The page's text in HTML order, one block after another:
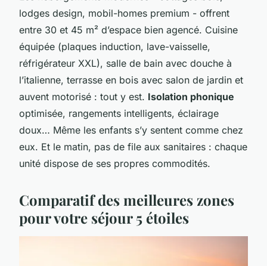
lodges design, mobil-homes premium - offrent
entre 30 et 45 m² d’espace bien agencé. Cuisine
équipée (plaques induction, lave-vaisselle,
réfrigérateur XXL), salle de bain avec douche à
l’italienne, terrasse en bois avec salon de jardin et
auvent motorisé : tout y est. Isolation phonique
optimisée, rangements intelligents, éclairage
doux… Même les enfants s’y sentent comme chez
eux. Et le matin, pas de file aux sanitaires : chaque
unité dispose de ses propres commodités.
Comparatif des meilleures zones
pour votre séjour 5 étoiles